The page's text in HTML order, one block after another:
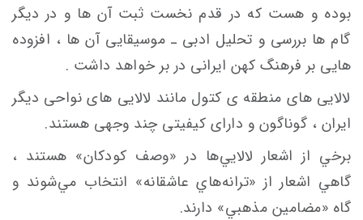
بوده و هست که در قدم نخست ثبت آن ها و در دیگر
گام ها بررسی و تحلیل ادبی ـ موسیقایی آن ها ، افزوده
هایی بر فرهنگ کهن ایرانی در بر خواهد داشت .
لالایی های منطقه ی کتول مانند لالایی های نواحی دیگر
ایران ، گوناگون و دارای کیفیتی چند وجهی هستند.
برخي از اشعار لالايي‌ها در «وصف كودكان» هستند ،
گاهي اشعار از «ترانه‌هاي‌ عاشقانه» انتخاب مي‌شوند و
گاه «مضامين مذهبي» دارند.